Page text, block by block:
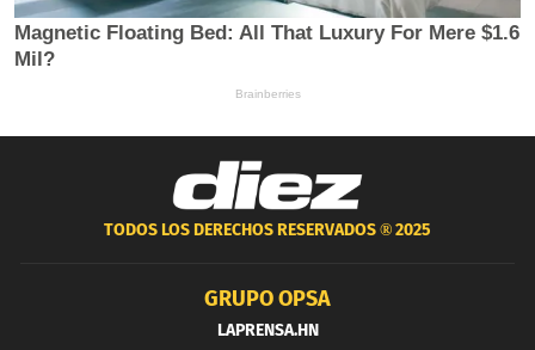
TODOS LOS DERECHOS RESERVADOS ®2025
GRUPO OPSA
LAPRENSA.HN